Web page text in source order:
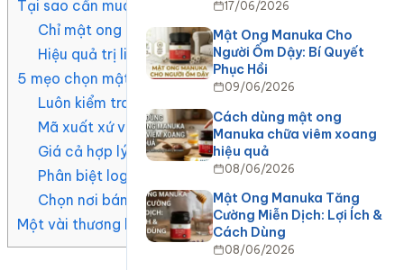
Tại sao cần mua đúng mật ong Manuka chính hãng?
Chỉ mật ong Manuka chính hãng đạt chuẩn mới có
Hiệu quả trị liệu cụ thể chỉ đến từ mật ong Manuka
5 mẹo chọn mật ong Manuka chính hãng mà khách
Luôn kiểm tra chứng nhận UMF® hoặc MGO rõ ràng
Mã xuất xứ và truy vết lô hàng chỉ có ở hàng chuẩn
Giá cả hợp lý, hãy cẩn trọng với hàng giá quá rẻ
Phân biệt logo thật
Chọn nơi bán có giấy tờ nhập khẩu rõ ràng và tư vấn
Một vài thương hiệu mật ong Manuka được ưa chuộng
17/06/2026
Mật Ong Manuka Cho
Người Ốm Dậy: Bí Quyết
Phục Hồi
09/06/2026
Cách dùng mật ong
Manuka chữa viêm xoang
hiệu quả
08/06/2026
Mật Ong Manuka Tăng
Cường Miễn Dịch: Lợi Ích &
Cách Dùng
08/06/2026